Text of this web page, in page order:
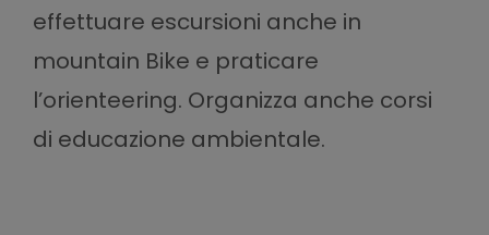
effettuare escursioni anche in
mountain Bike e praticare
l’orienteering. Organizza anche corsi
di educazione ambientale.